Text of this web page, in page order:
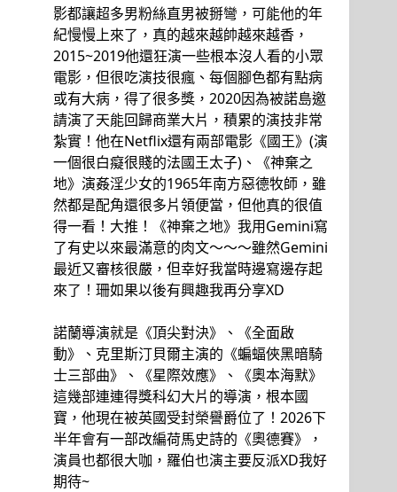
影都讓超多男粉絲直男被掰彎，可能他的年
紀慢慢上來了，真的越來越帥越來越香，
2015~2019他還狂演一些根本沒人看的小眾
電影，但很吃演技很瘋、每個腳色都有點病
或有大病，得了很多獎，2020因為被諾島邀
請演了天能回歸商業大片，積累的演技非常
紮實！他在Netflix還有兩部電影《國王》(演
一個很白癡很賤的法國王太子)、《神棄之
地》演姦淫少女的1965年南方惡德牧師，雖
然都是配角還很多片領便當，但他真的很值
得一看！大推！《神棄之地》我用Gemini寫
了有史以來最滿意的肉文～～～雖然Gemini
最近又審核很嚴，但幸好我當時邊寫邊存起
來了！珊如果以後有興趣我再分享XD
諾蘭導演就是《頂尖對決》、《全面啟
動》、克里斯汀貝爾主演的《蝙蝠俠黑暗騎
士三部曲》、《星際效應》、《奧本海默》
這幾部連連得獎科幻大片的導演，根本國
寶，他現在被英國受封榮譽爵位了！2026下
半年會有一部改編荷馬史詩的《奧德賽》，
演員也都很大咖，羅伯也演主要反派XD我好
期待~